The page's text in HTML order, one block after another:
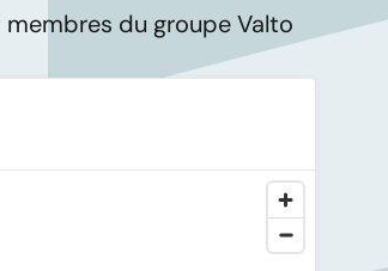
du groupe Valto